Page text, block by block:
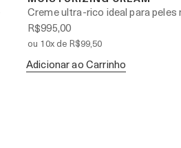
Creme ultra-rico ideal para peles
R$995,00
ou 10x de R$99,50
Adicionar ao Carrinho